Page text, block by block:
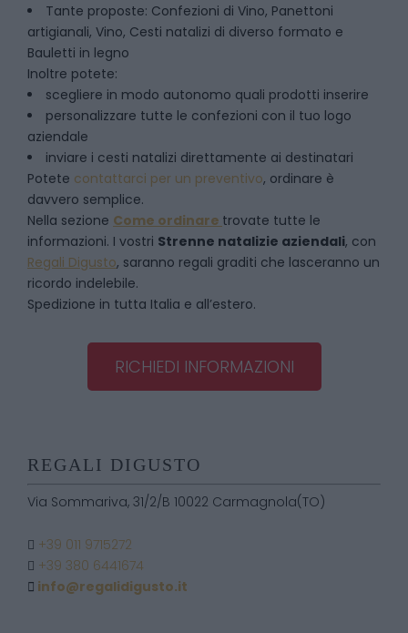
Tante proposte: Confezioni di Vino, Panettoni
artigianali, Vino, Cesti natalizi di diverso formato e
Bauletti in legno
Inoltre potete:
scegliere in modo autonomo quali prodotti inserire
personalizzare tutte le confezioni con il tuo logo
aziendale
inviare i cesti natalizi direttamente ai destinatari
Potete contattarci per un preventivo, ordinare è
davvero semplice.
Nella sezione Come ordinare trovate tutte le
informazioni. I vostri Strenne natalizie aziendali, con
Regali Digusto, saranno regali graditi che lasceranno un
ricordo indelebile.
Spedizione in tutta Italia e all’estero.
RICHIEDI INFORMAZIONI
REGALI DIGUSTO
Via Sommariva, 31/2/B 10022 Carmagnola(TO)
+39 011 9715272
+39 380 6441674
info@regalidigusto.it